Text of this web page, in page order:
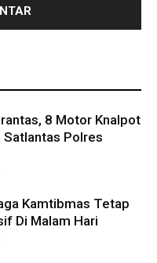
8 Motor Knalpot
Polres
Kamtibmas Tetap
Di Malam Hari